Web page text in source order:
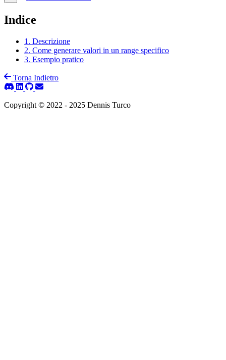
Indice
1. Descrizione
2. Come generare valori in un range specifico
3. Esempio pratico
Torna Indietro
Copyright © 2022 - 2025 Dennis Turco